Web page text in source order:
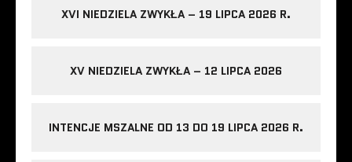
XVI NIEDZIELA ZWYKŁA – 19 LIPCA 2026 R.
XV NIEDZIELA ZWYKŁA – 12 LIPCA 2026
INTENCJE MSZALNE OD 13 DO 19 LIPCA 2026 R.